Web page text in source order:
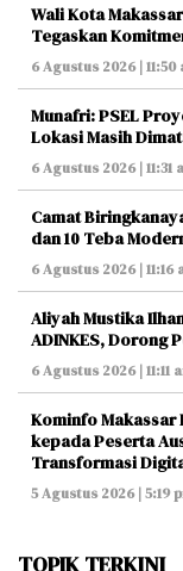
Wali Kota
Tegaskan
6 Agustus 2026 | 11:50
Munafri: PSEL
Lokasi Masih
6 Agustus 2026 | 11:31
Camat
dan 10 Teba
6 Agustus 2026 | 11:16
Aliyah Mustika
ADINKES, Dorong
6 Agustus 2026 | 11:11
Kominfo Makassar
kepada Peserta
Transformasi
5 Agustus 2026 | 5:19
TOPIK TERKINI